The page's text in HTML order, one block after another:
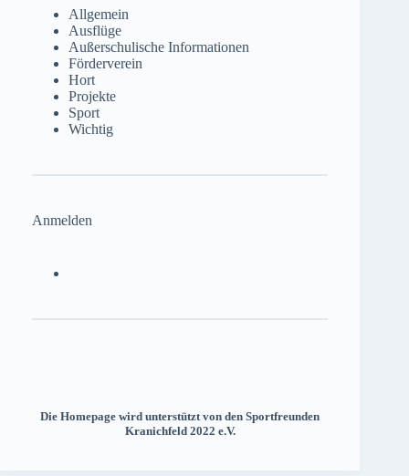
Allgemein
Ausflüge
Außerschulische Informationen
Förderverein
Hort
Projekte
Sport
Wichtig
Anmelden
Die Homepage wird unterstützt von den Sportfreunden
Kranichfeld 2022 e.V.